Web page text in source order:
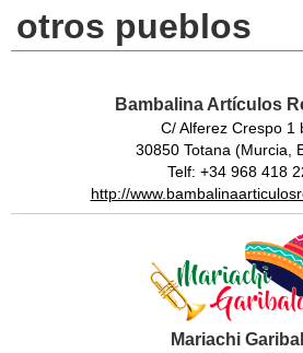
otros pueblos
Bambalina Artículos
C/ Alferez Crespo 1
30850 Totana (Murcia,
Telf: +34 968 418
http://
Mariachi